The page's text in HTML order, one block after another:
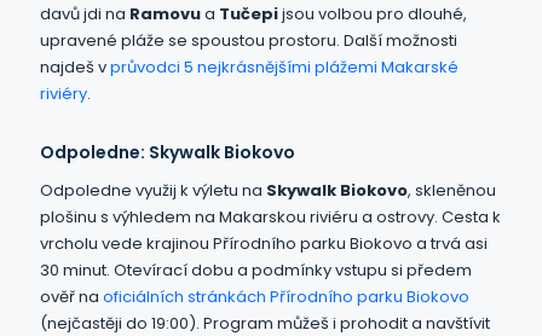
davů jdi na Ramovua Tučepijsou volbou pro dlouhé,
upravené pláže se spoustou prostoru. Další možnosti
najdeš vprůvodci 5 nejkrásnějšími plážemi Makarské
riviéry.
Odpoledne: Skywalk Biokovo
Odpoledne využij k výletu na Skywalk Biokovo, skleněnou
plošinu s výhledem na Makarskou riviéru a ostrovy. Cesta k
vrcholu vede krajinou Přírodního parku Biokovo a trvá asi
30 minut. Otevírací dobu a podmínky vstupu si předem
ověř na oficiálních stránkách Přírodního parku Biokovo
(nejčastěji do 19:00). Program můžeš i prohodit a navštívit